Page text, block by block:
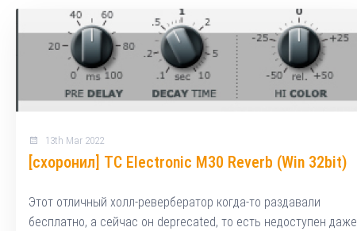
13th Mar 2022
[схоронил] TC Electronic M30 Reverb (Win 32bit)
Этот отличный холл-ревербератор когда-то раздавали
бесплатно, а сейчас он deprecated, то есть недоступен даже